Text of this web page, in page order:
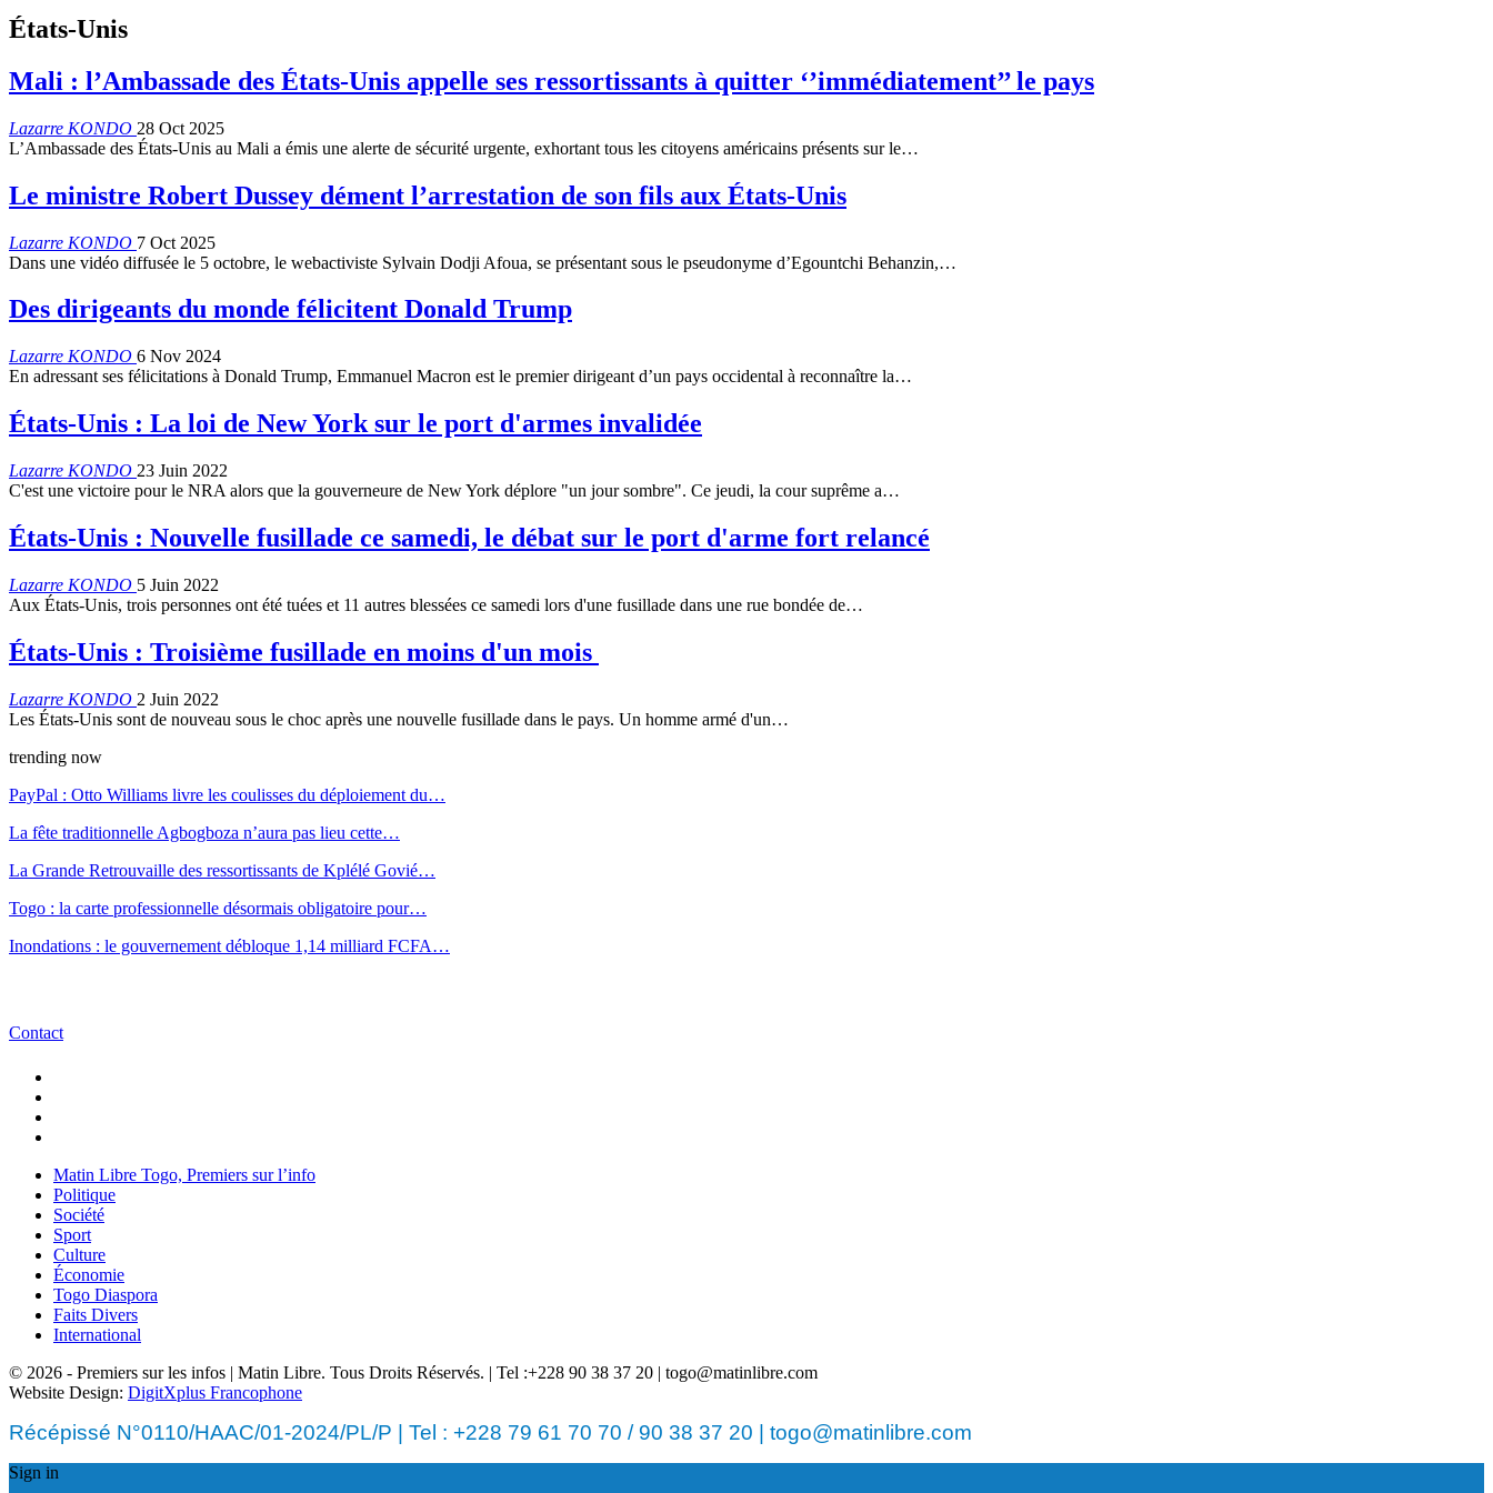
États-Unis
Mali : l’Ambassade des États-Unis appelle ses ressortissants à quitter ‘’immédiatement’’ le pays
Lazarre KONDO 28 Oct 2025
L’Ambassade des États-Unis au Mali a émis une alerte de sécurité urgente, exhortant tous les citoyens américains présents sur le…
Le ministre Robert Dussey dément l’arrestation de son fils aux États-Unis
Lazarre KONDO 7 Oct 2025
Dans une vidéo diffusée le 5 octobre, le webactiviste Sylvain Dodji Afoua, se présentant sous le pseudonyme d’Egountchi Behanzin,…
Des dirigeants du monde félicitent Donald Trump
Lazarre KONDO 6 Nov 2024
En adressant ses félicitations à Donald Trump, Emmanuel Macron est le premier dirigeant d’un pays occidental à reconnaître la…
États-Unis : La loi de New York sur le port d'armes invalidée
Lazarre KONDO 23 Juin 2022
C'est une victoire pour le NRA alors que la gouverneure de New York déplore "un jour sombre". Ce jeudi, la cour suprême a…
États-Unis : Nouvelle fusillade ce samedi, le débat sur le port d'arme fort relancé
Lazarre KONDO 5 Juin 2022
Aux États-Unis, trois personnes ont été tuées et 11 autres blessées ce samedi lors d'une fusillade dans une rue bondée de…
États-Unis : Troisième fusillade en moins d'un mois
Lazarre KONDO 2 Juin 2022
Les États-Unis sont de nouveau sous le choc après une nouvelle fusillade dans le pays. Un homme armé d'un…
trending now
PayPal : Otto Williams livre les coulisses du déploiement du…
La fête traditionnelle Agbogboza n’aura pas lieu cette…
La Grande Retrouvaille des ressortissants de Kplélé Govié…
Togo : la carte professionnelle désormais obligatoire pour…
Inondations : le gouvernement débloque 1,14 milliard FCFA…
Contact
Matin Libre Togo, Premiers sur l’info
Politique
Société
Sport
Culture
Économie
Togo Diaspora
Faits Divers
International
© 2026 - Premiers sur les infos | Matin Libre. Tous Droits Réservés. | Tel :+228 90 38 37 20 | togo@matinlibre.com
Website Design: DigitXplus Francophone
Récépissé N°0110/HAAC/01-2024/PL/P | Tel : +228 79 61 70 70 / 90 38 37 20 | togo@matinlibre.com
Sign in